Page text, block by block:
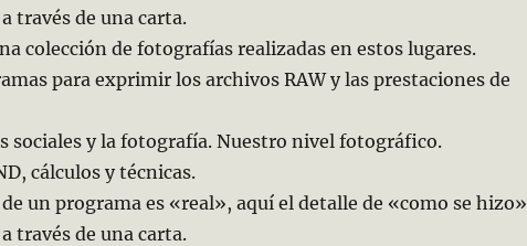
través de una carta.
colección de fotografías realizadas en estos lugares.
para exprimir los archivos RAW y las prestaciones de
sociales y la fotografía. Nuestro nivel fotográfico.
cálculos y técnicas.
un programa es «real», aquí el detalle de «como se hizo»
través de una carta.